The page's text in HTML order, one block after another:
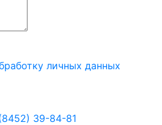
личных данных
39-84-81